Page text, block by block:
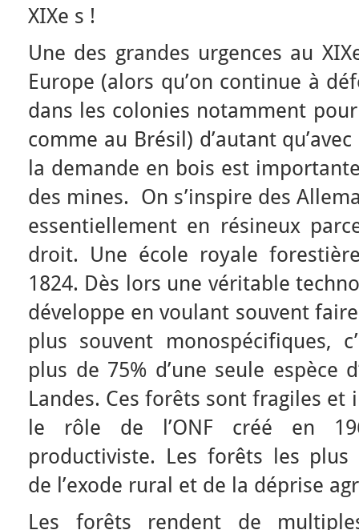
XIXe s !
Une des grandes urgences au
Europe (alors qu’on continue à
dans les colonies notamment
comme au Brésil) d’autant
la demande en bois est
des mines. On s’inspire des
essentiellement en résineux
droit. Une école royale
1824. Dès lors une véritable
développe en voulant souvent
plus souvent monospécifiques,
plus de 75% d’une seule espèce
Landes. Ces forêts sont fragiles et
le rôle de l’ONF créé en
productiviste. Les forêts les plus
de l’exode rural et de la déprise
Les forêts rendent de